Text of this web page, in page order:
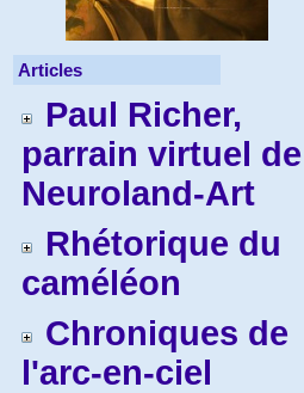
Articles
Paul Richer,
parrain virtuel de
Neuroland-Art
Rhétorique du
caméléon
Chroniques de
l'arc-en-ciel